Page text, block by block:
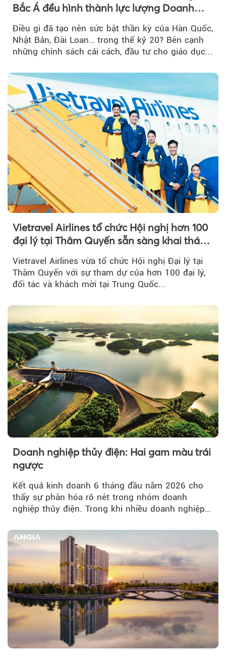
Bắc Á đều hình thành lực lượng Doanh
Điều gì đã tạo nên sức bật thần kỳ của Hàn Quốc,
Nhật Bản, Đài Loan… trong thế kỷ 20? Bên cạnh
những chính sách cải cách, đầu tư cho giáo dục...
Vietravel Airlines tổ chức Hội nghị hơn 100
đại lý tại Thâm Quyến sẵn sàng khai thác
đường bay thẳng TP.HCM - Thâm Quyến
Vietravel Airlines vừa tổ chức Hội nghị Đại lý tại
Thâm Quyến với sự tham dự của hơn 100 đại lý,
đối tác và khách mời tại Trung Quốc...
Doanh nghiệp thủy điện: Hai gam màu trái
ngược
Kết quả kinh doanh 6 tháng đầu năm 2026 cho
thấy sự phân hóa rõ nét trong nhóm doanh
nghiệp thủy điện. Trong khi nhiều doanh nghiệp